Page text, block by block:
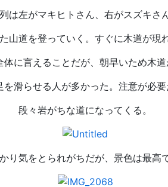
は左がマキヒトさん、右がスズキさん
山道を登っていく。 すぐに木道が現
に言えることだが、朝早いため木道
を滑らせる人が多かった。注意が必要
段々岩がちな道になってくる。
り気をとられがちだが、景色は最高